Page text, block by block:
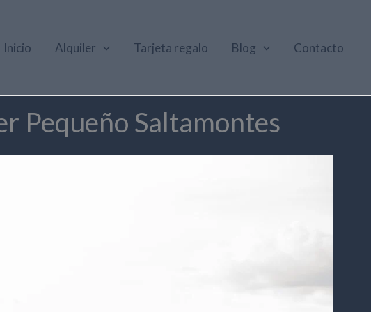
Inicio Alquiler Tarjeta regalo Blog Contacto
Pequeño Saltamontes